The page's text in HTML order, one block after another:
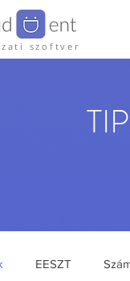
szoftver
EESZT